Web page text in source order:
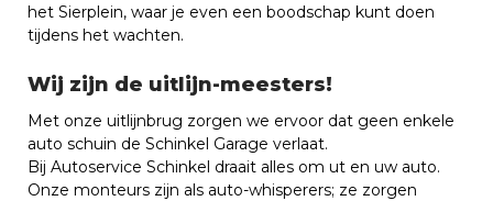
het Sierplein, waar je even een boodschap kunt doen
tijdens het wachten.
Wij zijn de uitlijn-meesters!
Met onze uitlijnbrug zorgen we ervoor dat geen enkele
auto schuin de Schinkel Garage verlaat.
Bij Autoservice Schinkel draait alles om ut en uw auto.
Onze monteurs zijn als auto-whisperers; ze zorgen